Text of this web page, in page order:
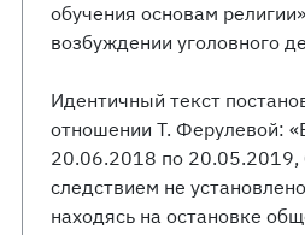
обучения основам
возбуждении уголовного
Идентичный текст
отношении Т. Ферулевой:
20.06.2018 по 20.05.2019,
следствием не
находясь на остановке